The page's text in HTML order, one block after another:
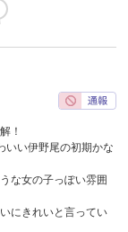
！
いい伊野尾の初期かな
な女の子っぽい雰囲
にきれいと言ってい